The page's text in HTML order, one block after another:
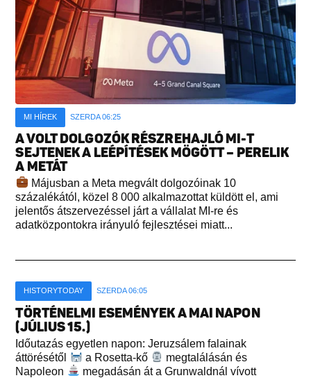
MI HÍREK SZERDA 06:25
A VOLT DOLGOZÓK RÉSZREHAJLÓ MI-T
SEJTENEK A LEÉPÍTÉSEK MÖGÖTT – PERELIK
A METÁT
Májusban a Meta megvált dolgozóinak 10
százalékától, közel 8 000 alkalmazottat küldött el, ami
jelentős átszervezéssel járt a vállalat MI-re és
adatközpontokra irányuló fejlesztései miatt...
HISTORYTODAY SZERDA 06:05
TÖRTÉNELMI ESEMÉNYEK A MAI NAPON
(JÚLIUS 15.)
Időutazás egyetlen napon: Jeruzsálem falainak
áttörésétől
a Rosetta-kő
megtalálásán és
Napoleon
megadásán át a Grunwaldnál vívott